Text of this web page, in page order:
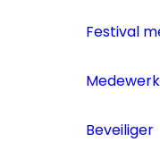
Festival
Beveiliger